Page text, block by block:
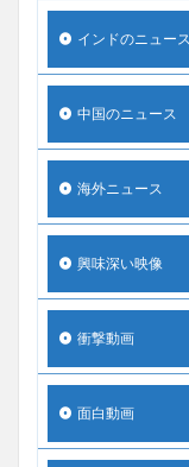
インドのニュース
中国のニュース
海外ニュース
興味深い映像
衝撃動画
面白動画